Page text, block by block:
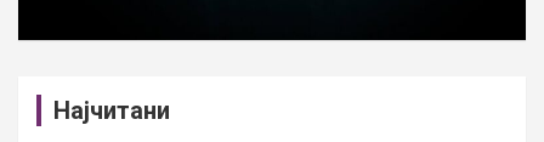
Најчитани